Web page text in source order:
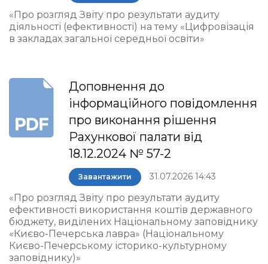
«Про розгляд Звіту про результати аудиту
діяльності (ефективності) на тему «Цифровізація
в закладах загальної середньої освіти»
Доповнення до
інформаційного повідомлення
про виконання рішення
Рахункової палати від
18.12.2024 № 57-2
Завантажити 31.07.2026 14:43
«Про розгляд Звіту про результати аудиту
ефективності використання коштів державного
бюджету, виділених Національному заповіднику
«Києво-Печерська лавра» (Національному
Києво-Печерському історико-культурному
заповіднику)»